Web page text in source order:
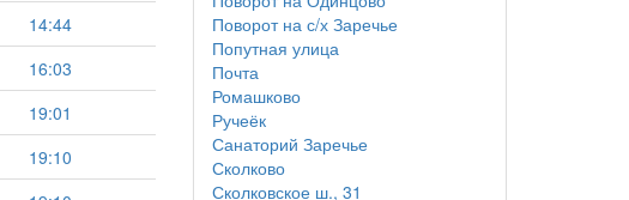
14:44
16:03
19:01
19:10
Поворот на с/х Заречье
Попутная улица
Почта
Ромашково
Ручеёк
Санаторий Заречье
Сколково
Сколковское ш., 31